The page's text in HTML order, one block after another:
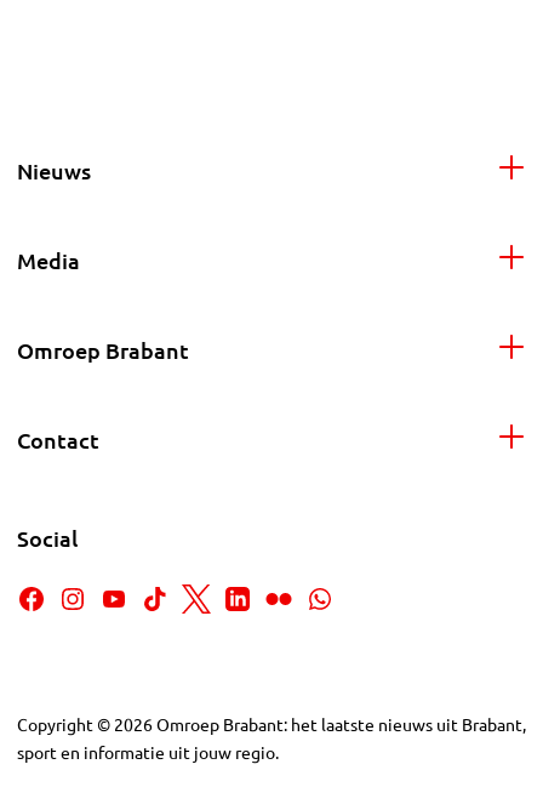
Nieuws
Media
Omroep Brabant
Contact
Social
Copyright © 2026Omroep Brabant: het laatste nieuws uit Brabant,
sport en informatie uit jouw regio.